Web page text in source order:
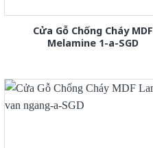
Cửa Gỗ Chống Cháy MDF
Melamine 1-a-SGD